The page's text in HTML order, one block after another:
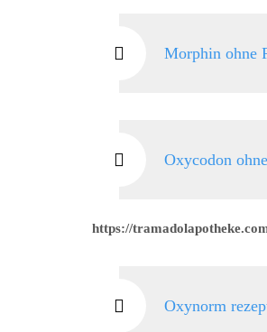
Morphin ohne
Oxycodon
https://
Oxynorm